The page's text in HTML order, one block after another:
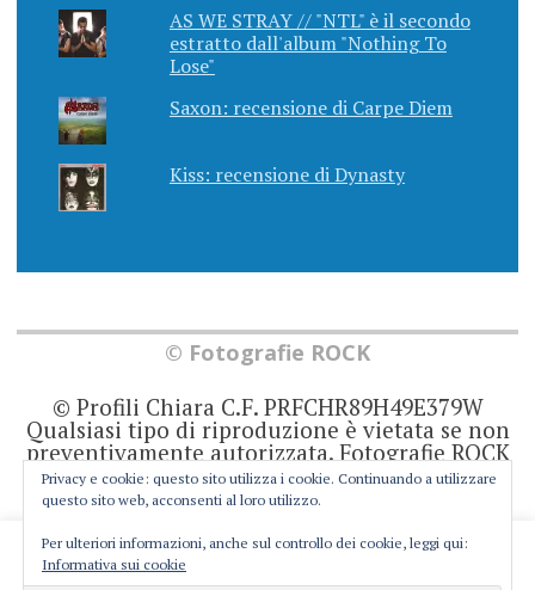
AS WE STRAY // "NTL" è il secondo
estratto dall'album "Nothing To
Lose"
Saxon: recensione di Carpe Diem
Kiss: recensione di Dynasty
© Fotografie ROCK
© Profili Chiara C.F. PRFCHR89H49E379W
Qualsiasi tipo di riproduzione è vietata se non
preventivamente autorizzata. Fotografie ROCK
non rappresenta una testata giornalistica in
quanto viene aggiornato senza alcuna
prodotto editoriale ai sensi della legge 62 del
7/3/2001. Ogni autore è direttamente
This website uses cookies to improve your experience. We'll
Privacy e cookie: questo sito utilizza i cookie. Continuando a utilizzare
questo sito web, acconsenti al loro utilizzo.
Per ulteriori informazioni, anche sul controllo dei cookie, leggi qui:
Informativa sui cookie